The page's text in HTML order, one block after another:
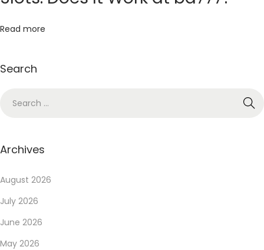
P
c
d
T
i
Read more
Search
Archives
August 2026
July 2026
June 2026
May 2026